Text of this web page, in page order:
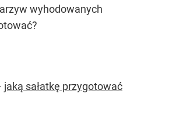
wyhodowanych
jaką sałatkę przygotować